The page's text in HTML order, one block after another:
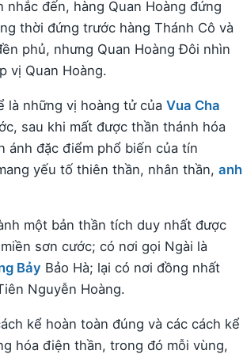
đến, hàng Quan Hoàng đứng
thời đứng trước hàng Thánh Cô và
phủ, nhưng Quan Hoàng Đôi nhìn
vị Quan Hoàng.
là những vị hoàng tử của Vua Cha
sau khi mất được thần thánh hóa
ánh đặc điểm phổ biến của tín
yếu tố thiên thần, nhân thần, anh
một bản thần tích duy nhất được
sơn cước; có nơi gọi Ngài là
Bảy Bảo Hà; lại có nơi đồng nhất
Nguyễn Hoàng.
kể hoàn toàn đúng và các cách kể
hóa điện thần, trong đó mỗi vùng,